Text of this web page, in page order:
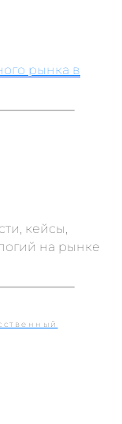
рынка в
кейсы,
на рынке